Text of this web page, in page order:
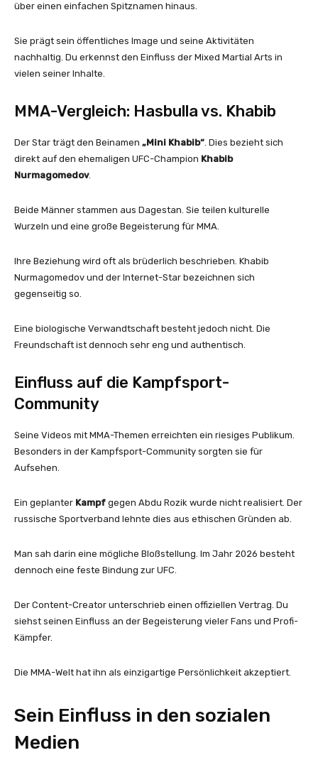
über einen einfachen Spitznamen hinaus.
Sie prägt sein öffentliches Image und seine Aktivitäten
nachhaltig. Du erkennst den Einfluss der Mixed Martial Arts in
vielen seiner Inhalte.
MMA-Vergleich: Hasbulla vs. Khabib
Der Star trägt den Beinamen „Mini Khabib“. Dies bezieht sich
direkt auf den ehemaligen UFC-Champion Khabib
Nurmagomedov.
Beide Männer stammen aus Dagestan. Sie teilen kulturelle
Wurzeln und eine große Begeisterung für MMA.
Ihre Beziehung wird oft als brüderlich beschrieben. Khabib
Nurmagomedov und der Internet-Star bezeichnen sich
gegenseitig so.
Eine biologische Verwandtschaft besteht jedoch nicht. Die
Freundschaft ist dennoch sehr eng und authentisch.
Einfluss auf die Kampfsport-
Community
Seine Videos mit MMA-Themen erreichten ein riesiges Publikum.
Besonders in der Kampfsport-Community sorgten sie für
Aufsehen.
Ein geplanter Kampf gegen Abdu Rozik wurde nicht realisiert. Der
russische Sportverband lehnte dies aus ethischen Gründen ab.
Man sah darin eine mögliche Bloßstellung. Im Jahr 2026 besteht
dennoch eine feste Bindung zur UFC.
Der Content-Creator unterschrieb einen offiziellen Vertrag. Du
siehst seinen Einfluss an der Begeisterung vieler Fans und Profi-
Kämpfer.
Die MMA-Welt hat ihn als einzigartige Persönlichkeit akzeptiert.
Sein Einfluss in den sozialen
Medien